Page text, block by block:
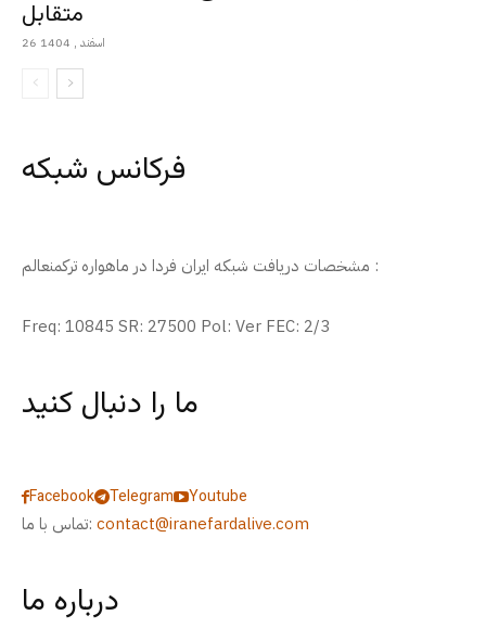
متقابل
26 اسفند , 1404
فرکانس شبکه
مشخصات دریافت شبکه ایران فردا در ماهواره ترکمنعالم :
Freq: 10845 SR: 27500 Pol: Ver FEC: 2/3
ما را دنبال کنید
Facebook Telegram
Youtube
تماس با ما: contact@iranefardalive.com
درباره ما